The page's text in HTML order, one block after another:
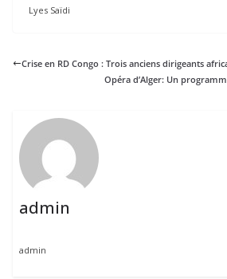
Lyes Saïdi
Crise en RD Congo : Trois anciens dirigeants
Opéra d’Alger: Un
admin
admin